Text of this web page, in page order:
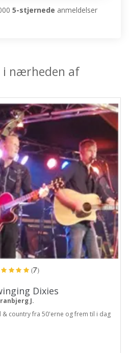
5-stjernede anmeldelser
i nærheden af
(7)
Dixies
J.
& country fra 50'erne og frem til i dag